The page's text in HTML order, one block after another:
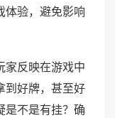
体验，避免影响
家反映在游戏中
到好牌，甚至好
是不是有挂？确